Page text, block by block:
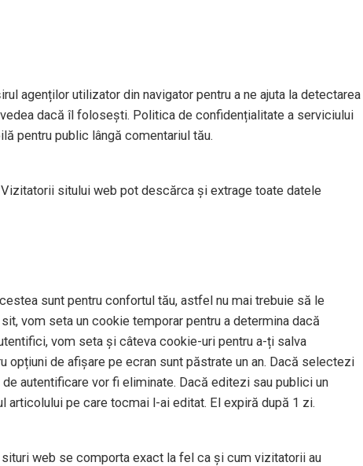
agenților utilizator din navigator pentru a ne ajuta la detectarea
dacă îl folosești. Politica de confidențialitate a serviciului
pentru public lângă comentariul tău.
sitului web pot descărca și extrage toate datele
sunt pentru confortul tău, astfel nu mai trebuie să le
vom seta un cookie temporar pentru a determina dacă
vom seta și câteva cookie-uri pentru a-ți salva
de afișare pe ecran sunt păstrate un an. Dacă selectezi
autentificare vor fi eliminate. Dacă editezi sau publici un
pe care tocmai l-ai editat. El expiră după 1 zi.
web se comporta exact la fel ca și cum vizitatorii au